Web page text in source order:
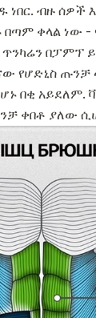
ብዙ ሰዎች
ቀላል ነው -
ጥንካሬን በፓምፕ
የሆድኒስ ጡንቻ
በቂ አይደለም.
ቀበቶ ያለው